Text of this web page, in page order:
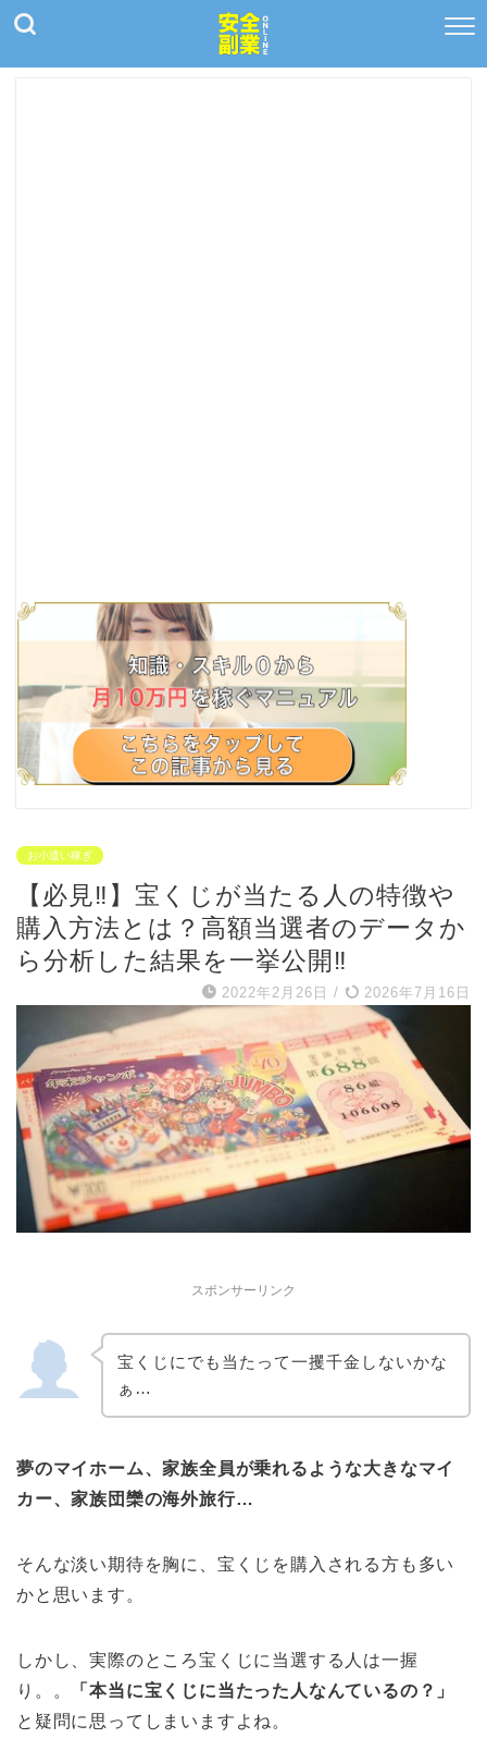
お小遣い稼ぎ
【必見‼︎】宝くじが当たる人の特徴や
購入方法とは？高額当選者のデータか
ら分析した結果を一挙公開‼︎
2022年2月26日 / 2026年7月16日
スポンサーリンク
宝くじにでも当たって一攫千金しないかな
ぁ…
夢のマイホーム、家族全員が乗れるような大きなマイ
カー、家族団欒の海外旅行…
そんな淡い期待を胸に、宝くじを購入される方も多い
かと思います。
しかし、実際のところ宝くじに当選する人は一握
り。。
「本当に宝くじに当たった人なんているの？」
と疑問に思ってしまいますよね。